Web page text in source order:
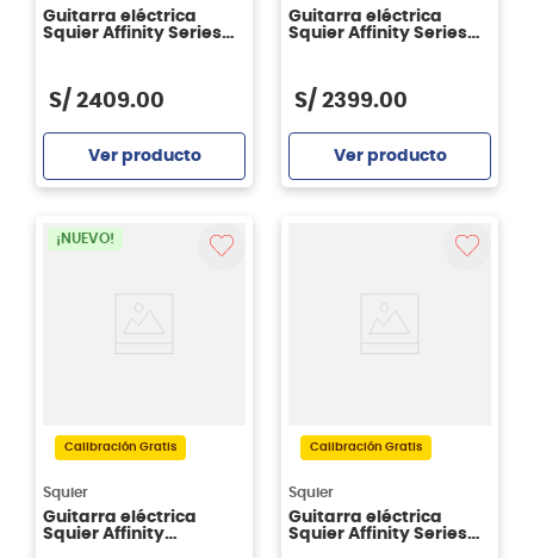
Guitarra eléctrica
Squier Affinity Series
S/ 2409.00
Ver producto
Guitarra eléctrica
Squier Affinity Series™
S/ 2399.00
Ver producto
¡NUEVO!
Calibración Gratis
Squier
Guitarra eléctrica
Squier Affinity
Calibración Gratis
Squier
Guitarra eléctrica
Squier Affinity Series™